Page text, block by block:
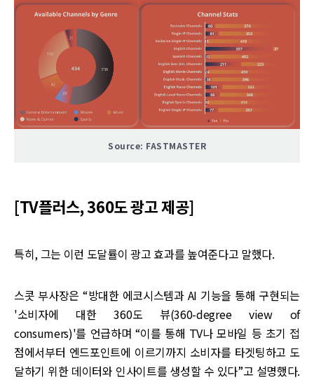
Source: FASTMASTER
[TV플러스, 360도 광고 제공]
특히, 그는 이런 도달률이 광고 효과를 높여준다고 말했다.
스콧 부사장은 “방대한 에코시스템과 AI 기능을 통해 구현되는
'소비자에 대한 360도 뷰(360-degree view of
consumers)'를 언급하며 “이를 통해 TV나 모바일 등 초기 접
점에서부터 엔드포인트에 이르기까지 소비자를 타겟팅하고 도
달하기 위한 데이터와 인사이트를 생성할 수 있다”고 설명했다.